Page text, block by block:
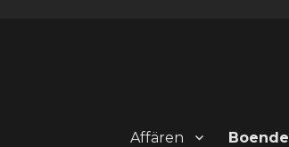
Affären Boende